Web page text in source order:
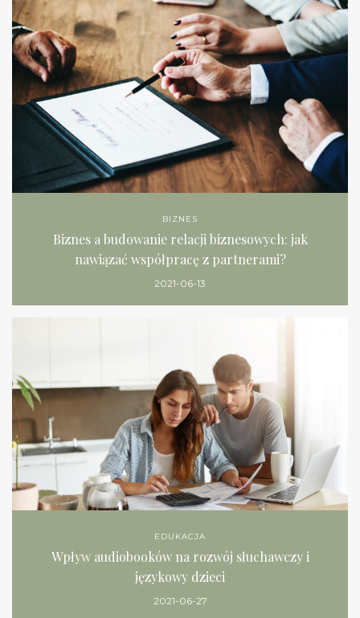
BIZNES
Biznes a budowanie relacji biznesowych: jak
nawiązać współpracę z partnerami?
2021-06-13
EDUKACJA
Wpływ audiobooków na rozwój słuchawczy i
językowy dzieci
2021-06-27